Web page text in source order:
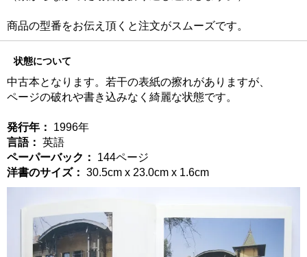
商品の型番をお伝え頂くと注文がスムーズです。
状態について
中古本となります。若干の表紙の擦れがありますが、
ページの破れや書き込みなく綺麗な状態です。
発行年：
1996年
言語： 英語
ペーパーバック：
144ページ
洋書のサイズ： 30.5cm x 23.0cm x 1.6cm